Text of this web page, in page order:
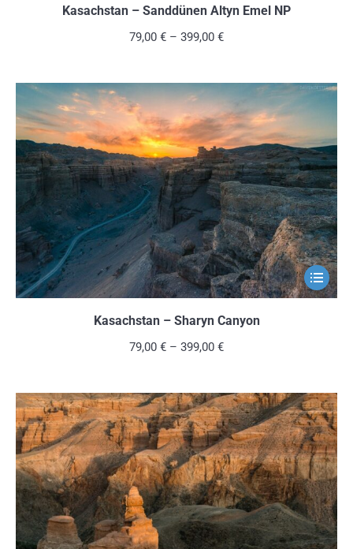
Optionen
können
auf
der
gewählt
werden
Kasachstan – Sanddünen Altyn Emel NP
79,00 € – 399,00 €
Dieses
Produkt
Die
Optionen
können
auf
der
gewählt
Kasachstan – Sharyn Canyon
79,00 € – 399,00 €